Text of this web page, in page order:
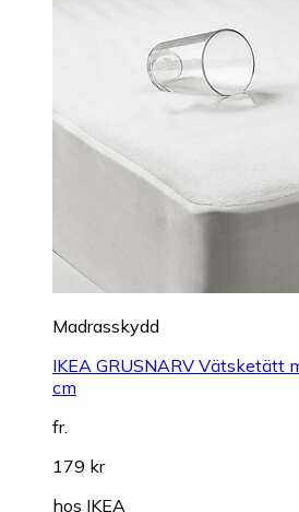
Madrasskydd
IKEA GRUSNARV Vätsketätt
cm
fr.
179 kr
hos IKEA